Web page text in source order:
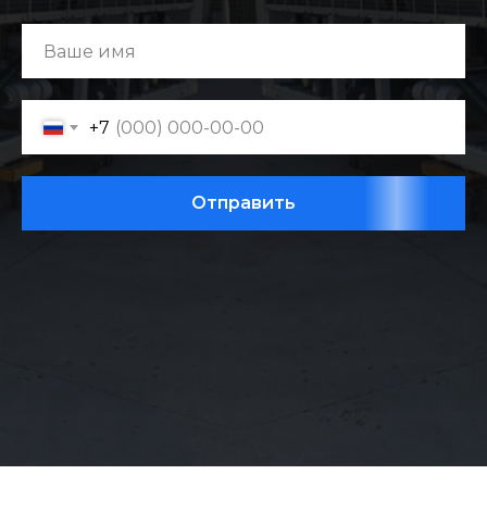
+7
Отправить